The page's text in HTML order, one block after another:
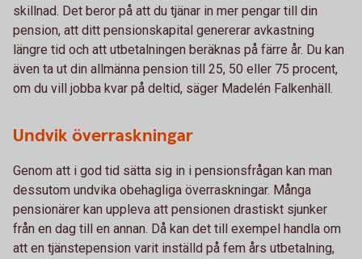
skillnad. Det beror på att du tjänar in mer pengar till din
pension, att ditt pensionskapital genererar avkastning
längre tid och att utbetalningen beräknas på färre år. Du kan
även ta ut din allmänna pension till 25, 50 eller 75 procent,
om du vill jobba kvar på deltid, säger Madelén Falkenhäll.
Undvik överraskningar
Genom att i god tid sätta sig in i pensionsfrågan kan man
dessutom undvika obehagliga överraskningar. Många
pensionärer kan uppleva att pensionen drastiskt sjunker
från en dag till en annan. Då kan det till exempel handla om
att en tjänstepension varit inställd på fem års utbetalning,